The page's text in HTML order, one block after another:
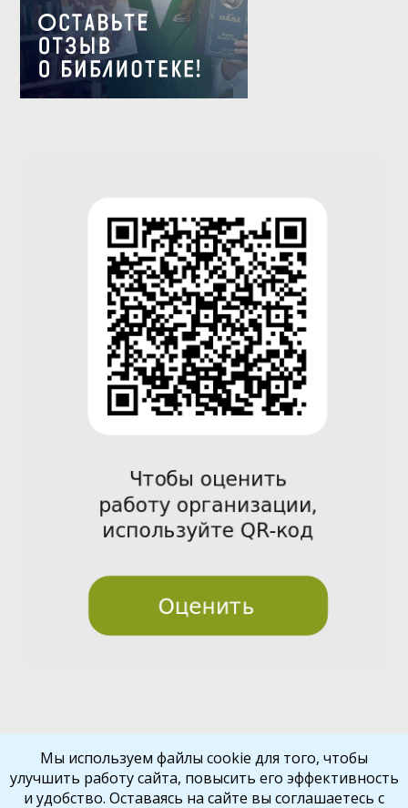
vio
t
Мы используем файлы cookie для того, чтобы
улучшить работу сайта, повысить его эффективность
и удобство. Оставаясь на сайте вы соглашаетесь с